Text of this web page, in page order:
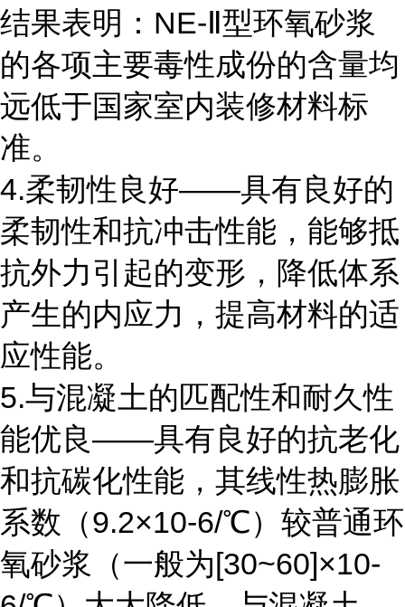
结果表明：NE-Ⅱ型环氧砂浆
的各项主要毒性成份的含量均
远低于国家室内装修材料标
准。
4.柔韧性良好――具有良好的
柔韧性和抗冲击性能，能够抵
抗外力引起的变形，降低体系
产生的内应力，提高材料的适
应性能。
5.与混凝土的匹配性和耐久性
能优良――具有良好的抗老化
和抗碳化性能，其线性热膨胀
系数（9.2×10-6/℃）较普通环
氧砂浆（一般为[30~60]×10-